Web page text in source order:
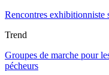
Rencontres exhibitionniste
Trend
Groupes de marche pour
pécheurs